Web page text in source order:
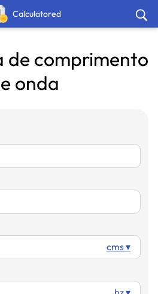
Calculatored
de comprimento
onda
cms ▾